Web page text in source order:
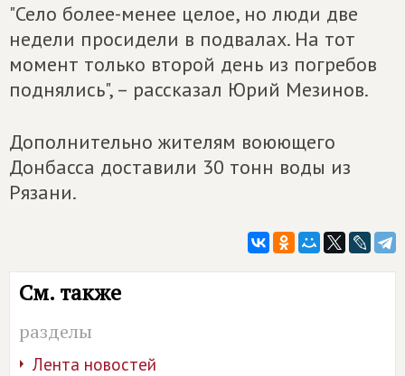
"Село более-менее целое, но люди две
недели просидели в подвалах. На тот
момент только второй день из погребов
поднялись", – рассказал Юрий Мезинов.
Дополнительно жителям воюющего
Донбасса доставили 30 тонн воды из
Рязани.
См. также
разделы
Лента новостей